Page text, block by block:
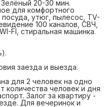
20-30 мин.
для комфортного
утюг, пылесос, TV-
100 каналов, СВЧ,
FI, стиральная машинка.
заезда и выезда.
для 2 человек на одно
количества человек и дня
Залог за квартиру -
Для вечеринок и